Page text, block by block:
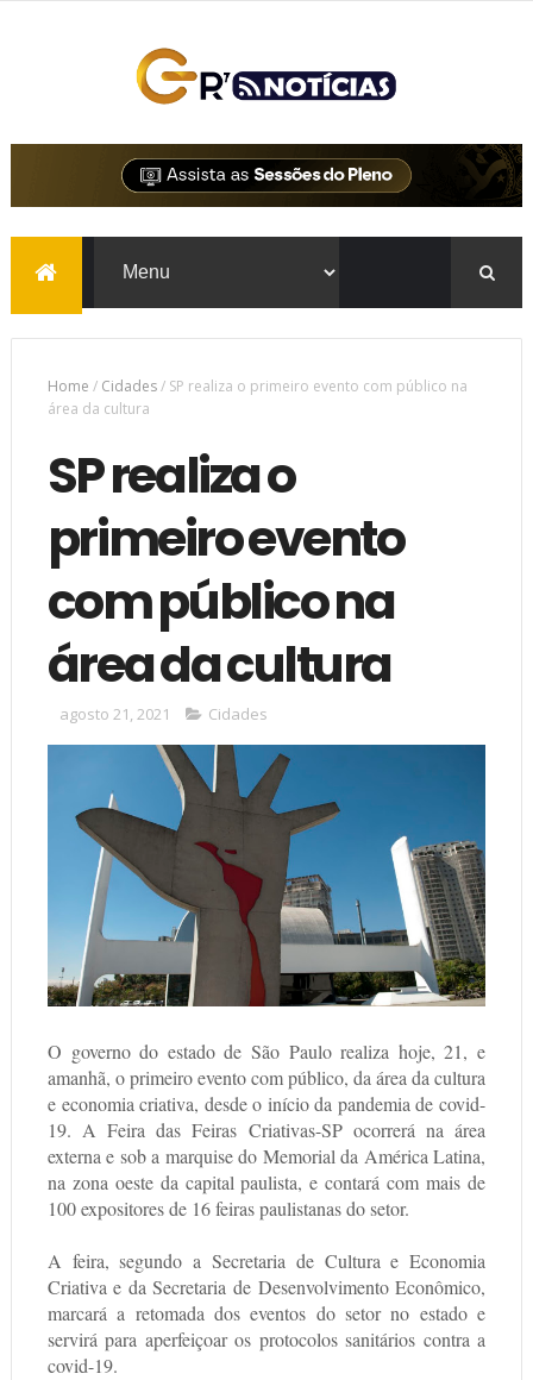
Home / Cidades/ SP realiza o primeiro evento com público na
área da cultura
SP realiza o
primeiro evento
com público na
área da cultura
agosto 21, 2021 Cidades
O governo do estado de São Paulo realiza hoje, 21, e
amanhã, o primeiro evento com público, da área da cultura
e economia criativa, desde o início da pandemia de covid-
19. A Feira das Feiras Criativas-SP ocorrerá na área
externa e sob a marquise do Memorial da América Latina,
na zona oeste da capital paulista, e contará com mais de
100 expositores de 16 feiras paulistanas do setor.
A feira, segundo a Secretaria de Cultura e Economia
Criativa e da Secretaria de Desenvolvimento Econômico,
marcará a retomada dos eventos do setor no estado e
servirá para aperfeiçoar os protocolos sanitários contra a
covid-19.